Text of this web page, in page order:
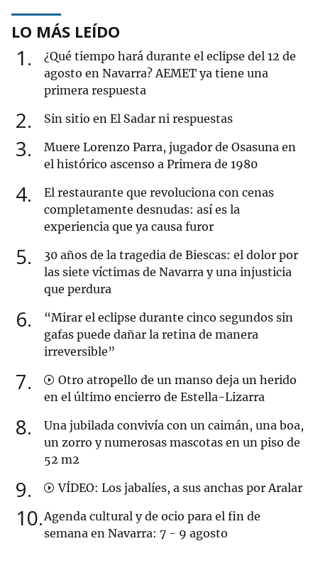
LO MÁS LEÍDO
1
¿Qué tiempo hará durante el eclipse del 12 de
agosto en Navarra? AEMET ya tiene una
primera respuesta
2 Sin sitio en El Sadar ni respuestas
3
Muere Lorenzo Parra, jugador de Osasuna en
el histórico ascenso a Primera de 1980
4
El restaurante que revoluciona con cenas
completamente desnudas: así es la
experiencia que ya causa furor
5
30 años de la tragedia de Biescas: el dolor por
las siete víctimas de Navarra y una injusticia
que perdura
6
“Mirar el eclipse durante cinco segundos sin
gafas puede dañar la retina de manera
irreversible”
7
Otro atropello de un manso deja un herido
en el último encierro de Estella-Lizarra
8
Una jubilada convivía con un caimán, una boa,
un zorro y numerosas mascotas en un piso de
52 m2
9 VÍDEO: Los jabalíes, a sus anchas por Aralar
10 Agenda cultural y de ocio para el fin de
semana en Navarra: 7 - 9 agosto